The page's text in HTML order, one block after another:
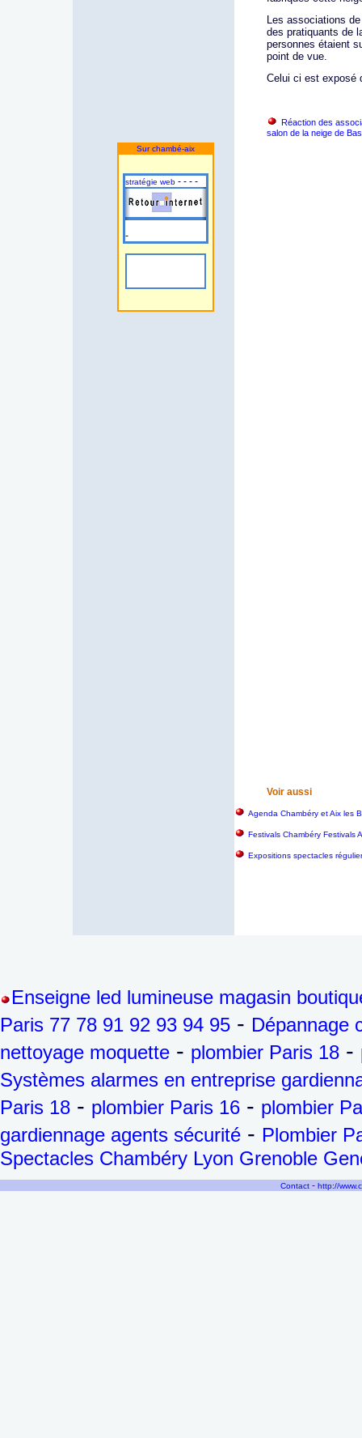
Sur chambé-aix
stratégie web - - - -
-
Les associations
des pratiquants de
personnes étaient
point de vue.
Celui ci est exposé
Réaction des
salon de la neige de
Voir aussi
Agenda Chambéry et Aix les
Festivals Chambéry Festivals
Expositions spectacles
Enseigne led lumineuse magasin
Paris 77 78 91 92 93 94 95 - Dépannage
nettoyage moquette - plombier Paris 18 -
Systèmes alarmes en entreprise
Paris 18 - plombier Paris 16 - plombier
gardiennage agents sécurité - Plombier
Spectacles Chambéry Lyon Grenoble
Contact - http://